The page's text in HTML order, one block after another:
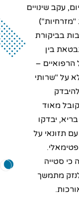
עקב שינויים
בביקורת
בין
הרפואיים –
על "שרותי
מאוד
יבדקו
תזונאי על
כי סטייה
מתמשך